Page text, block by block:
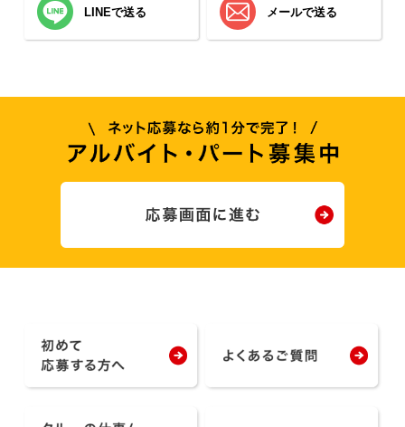
LINEで送る メールで送る